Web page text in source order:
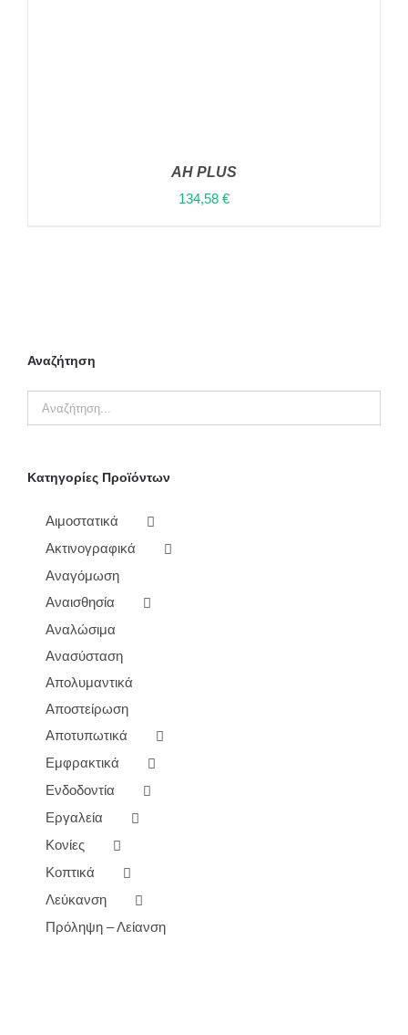
AH PLUS
134,58 €
Αναζήτηση
Κατηγορίες Προϊόντων
Αιμοστατικά
Ακτινογραφικά
Αναγόμωση
Αναισθησία
Αναλώσιμα
Ανασύσταση
Απολυμαντικά
Αποστείρωση
Αποτυπωτικά
Εμφρακτικά
Ενδοδοντία
Εργαλεία
Κονίες
Κοπτικά
Λεύκανση
Πρόληψη – Λείανση